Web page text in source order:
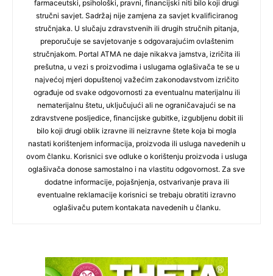
farmaceutski, psihološki, pravni, financijski niti bilo koji drugi
stručni savjet. Sadržaj nije zamjena za savjet kvalificiranog
stručnjaka. U slučaju zdravstvenih ili drugih stručnih pitanja,
preporučuje se savjetovanje s odgovarajućim ovlaštenim
stručnjakom. Portal ATMA ne daje nikakva jamstva, izričita ili
prešutna, u vezi s proizvodima i uslugama oglašivača te se u
najvećoj mjeri dopuštenoj važećim zakonodavstvom izričito
ograđuje od svake odgovornosti za eventualnu materijalnu ili
nematerijalnu štetu, uključujući ali ne ograničavajući se na
zdravstvene posljedice, financijske gubitke, izgubljenu dobit ili
bilo koji drugi oblik izravne ili neizravne štete koja bi mogla
nastati korištenjem informacija, proizvoda ili usluga navedenih u
ovom članku. Korisnici sve odluke o korištenju proizvoda i usluga
oglašivača donose samostalno i na vlastitu odgovornost. Za sve
dodatne informacije, pojašnjenja, ostvarivanje prava ili
eventualne reklamacije korisnici se trebaju obratiti izravno
oglašivaču putem kontakata navedenih u članku.